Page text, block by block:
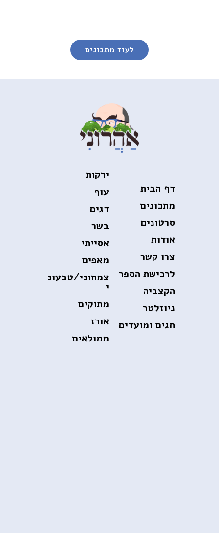
לעוד מתכונים
דף הבית
מתכונים
סרטונים
אודות
צרו קשר
לרכישת הספר
הקצביה
ניוזלטר
חגים ומועדים
ירקות
עוף
דגים
בשר
אסייתי
מאפים
צמחוני/טבעונ
י
מתוקים
אורז
ממולאים